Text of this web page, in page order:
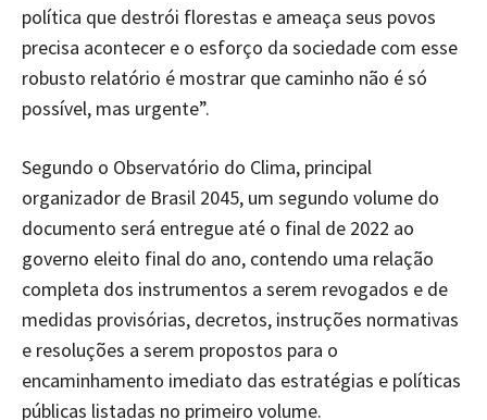
política que destrói florestas e ameaça seus povos
precisa acontecer e o esforço da sociedade com esse
robusto relatório é mostrar que caminho não é só
possível, mas urgente”.
Segundo o Observatório do Clima, principal
organizador de Brasil 2045, um segundo volume do
documento será entregue até o final de 2022 ao
governo eleito final do ano, contendo uma relação
completa dos instrumentos a serem revogados e de
medidas provisórias, decretos, instruções normativas
e resoluções a serem propostos para o
encaminhamento imediato das estratégias e políticas
públicas listadas no primeiro volume.